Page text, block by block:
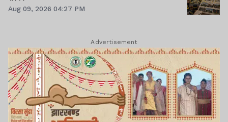
Aug 09, 2026 04:27 PM
Advertisement